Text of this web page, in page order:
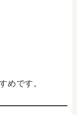
めです。